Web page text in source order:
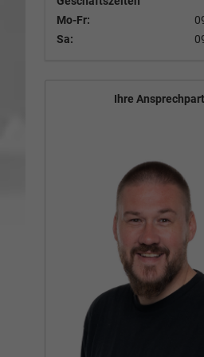
Mo-Fr:
Sa:
Ihre